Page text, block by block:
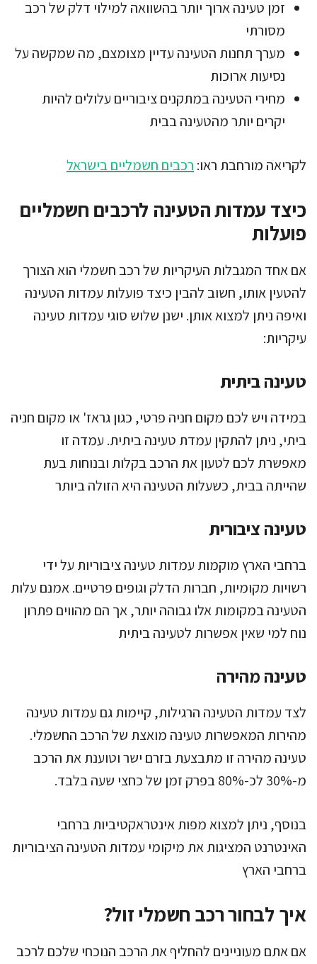
זמן טעינה ארוך יותר בהשוואה למילוי דלק של רכב
מסורתי
מערך תחנות הטעינה עדיין מצומצם, מה שמקשה על
נסיעות ארוכות
מחירי הטעינה במתקנים ציבוריים עלולים להיות
יקרים יותר מהטעינה בבית
לקריאה מורחבת ראו: רכבים חשמליים בישראל
כיצד עמדות הטעינה לרכבים חשמליים
פועלות
אם אחד המגבלות העיקריות של רכב חשמלי הוא הצורך
להטעין אותו, חשוב להבין כיצד פועלות עמדות הטעינה
ואיפה ניתן למצוא אותן. ישנן שלוש סוגי עמדות טעינה
עיקריות:
טעינה ביתית
במידה ויש לכם מקום חניה פרטי, כגון גראז' או מקום חניה
ביתי, ניתן להתקין עמדת טעינה ביתית. עמדה זו
מאפשרת לכם לטעון את הרכב בקלות ובנוחות בעת
שהייתה בבית, כשעלות הטעינה היא הזולה ביותר
טעינה ציבורית
ברחבי הארץ מוקמות עמדות טעינה ציבוריות על ידי
רשויות מקומיות, חברות הדלק וגופים פרטיים. אמנם עלות
הטעינה במקומות אלו גבוהה יותר, אך הם מהווים פתרון
נוח למי שאין אפשרות לטעינה ביתית
טעינה מהירה
לצד עמדות הטעינה הרגילות, קיימות גם עמדות טעינה
מהירות המאפשרות טעינה מואצת של הרכב החשמלי.
טעינה מהירה זו מתבצעת בזרם ישר וטוענת את הרכב
מ-30% לכ-80% בפרק זמן של כחצי שעה בלבד.
בנוסף, ניתן למצוא מפות אינטראקטיביות ברחבי
האינטרנט המציגות את מיקומי עמדות הטעינה הציבוריות
ברחבי הארץ
איך לבחור רכב חשמלי זול?
אם אתם מעוניינים להחליף את הרכב הנוכחי שלכם לרכב